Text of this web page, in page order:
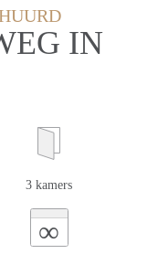
IN
3 kamers
∞